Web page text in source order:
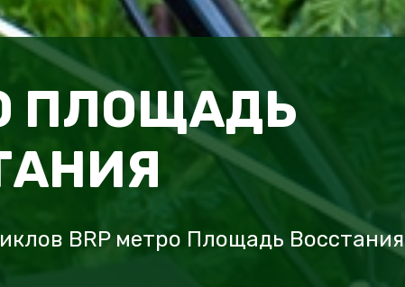
ПЛОЩАДЬ
BRP метро Площадь Восстания